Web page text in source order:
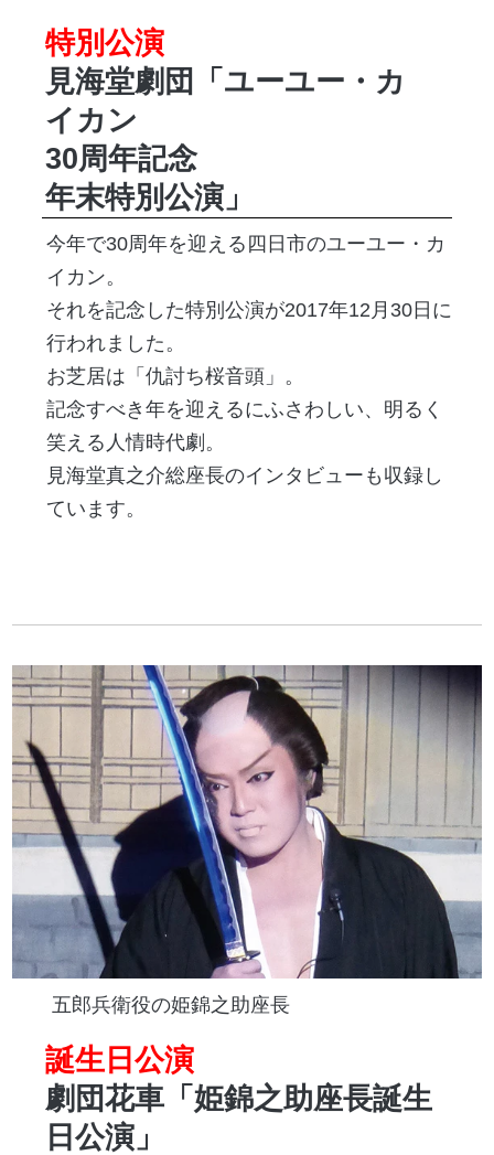
特別公演
見海堂劇団「ユーユー・カ
イカン
30周年記念
年末特別公演」
今年で30周年を迎える四日市のユーユー・カ
イカン。
それを記念した特別公演が2017年12月30日に
行われました。
お芝居は「仇討ち桜音頭」。
記念すべき年を迎えるにふさわしい、明るく
笑える人情時代劇。
見海堂真之介総座長のインタビューも収録し
ています。
五郎兵衛役の姫錦之助座長
誕生日公演
劇団花車「姫錦之助座長誕生
日公演」